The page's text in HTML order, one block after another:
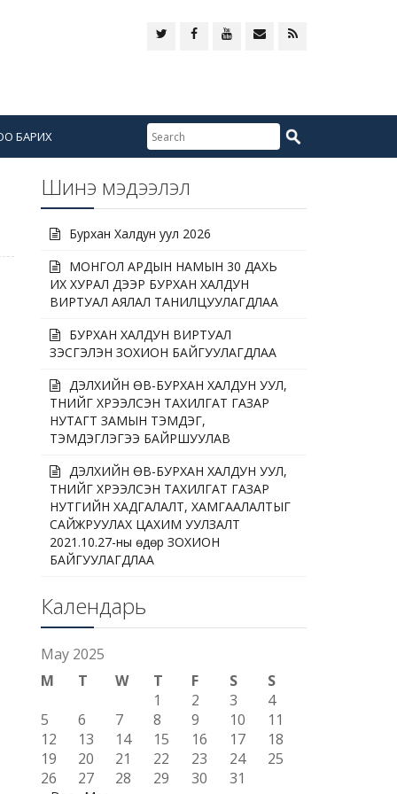
БАРИХ
Шинэ мэдээлэл
Бурхан Халдун уул 2026
МОНГОЛ АРДЫН НАМЫН 30 ДАХЬ
ИХ ХУРАЛ ДЭЭР БУРХАН ХАЛДУН
ВИРТУАЛ АЯЛАЛ ТАНИЛЦУУЛАГДЛАА
БУРХАН ХАЛДУН ВИРТУАЛ
ҮЗЭСГЭЛЭН ЗОХИОН БАЙГУУЛАГДЛАА
ДЭЛХИЙН ӨВ-БУРХАН ХАЛДУН УУЛ,
ТҮҮНИЙГ ХҮРЭЭЛСЭН ТАХИЛГАТ ГАЗАР
НУТАГТ ЗАМЫН ТЭМДЭГ,
ТЭМДЭГЛЭГЭЭ БАЙРШУУЛАВ
ДЭЛХИЙН ӨВ-БУРХАН ХАЛДУН УУЛ,
ТҮҮНИЙГ ХҮРЭЭЛСЭН ТАХИЛГАТ ГАЗАР
НУТГИЙН ХАДГАЛАЛТ, ХАМГААЛАЛТЫГ
САЙЖРУУЛАХ ЦАХИМ УУЛЗАЛТ
2021.10.27-ны өдөр ЗОХИОН
БАЙГУУЛАГДЛАА
Календарь
May 2025
M
T W T F S
S
1
2 3
4
5
6 7 8 9 10
11
12
13 14 15 16 17
18
19
20 21 22 23 24
25
26
27 28 29 30 31